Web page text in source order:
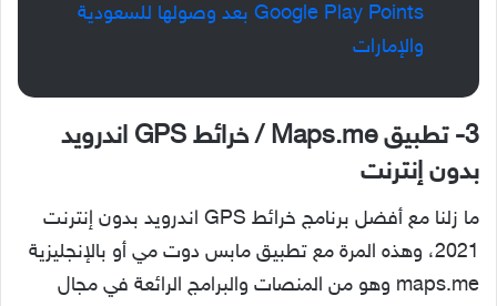
Google Play Points بعد وصولها للسعودية
والإمارات
3- تطبيق Maps.me / خرائط GPS اندرويد
بدون إنترنت
ما زلنا مع أفضل برنامج خرائط GPS اندرويد بدون إنترنت
2021، وهذه المرة مع تطبيق مابس دوت مي أو بالإنجليزية
maps.me وهو من المنصات والبرامج الرائعة في مجال